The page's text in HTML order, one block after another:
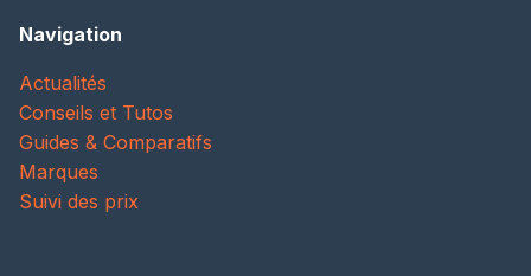
Navigation
Actualités
Conseils et Tutos
Guides & Comparatifs
Marques
Suivi des prix